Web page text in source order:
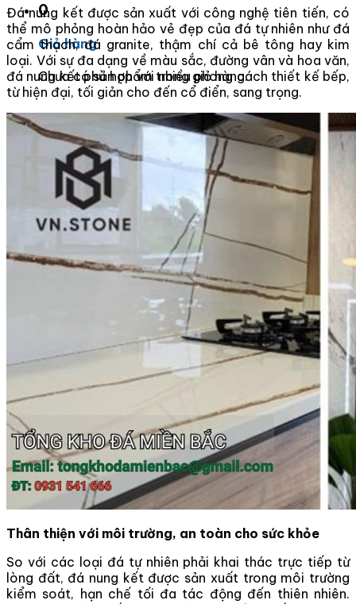
0
Giỏ hàng
Chưa có sản phẩm trong giỏ hàng.
Đá nung kết được sản xuất với công nghệ tiên tiến, có
thể mô phỏng hoàn hảo vẻ đẹp của đá tự nhiên như đá
cẩm thạch, đá granite, thậm chí cả bê tông hay kim
loại. Với sự đa dạng về màu sắc, đường vân và hoa văn,
đá nung kết phù hợp với nhiều phong cách thiết kế bếp,
từ hiện đại, tối giản cho đến cổ điển, sang trọng.
Thân thiện với môi trường, an toàn cho sức khỏe
So với các loại đá tự nhiên phải khai thác trực tiếp từ
lòng đất, đá nung kết được sản xuất trong môi trường
kiểm soát, hạn chế tối đa tác động đến thiên nhiên.